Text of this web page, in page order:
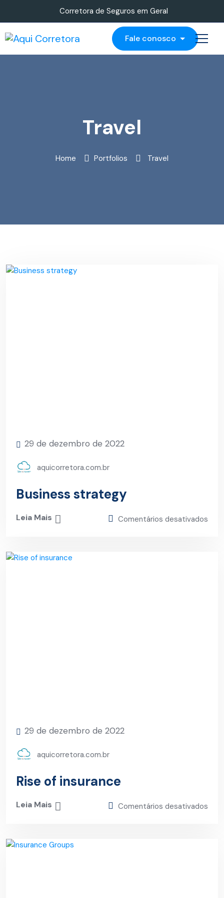
Corretora de Seguros em Geral
Fale conosco
Travel
Home Portfolios Travel
29 de dezembro de 2022
aquicorretora.com.br
Business strategy
Leia Mais Comentários desativados
29 de dezembro de 2022
aquicorretora.com.br
Rise of insurance
Leia Mais Comentários desativados